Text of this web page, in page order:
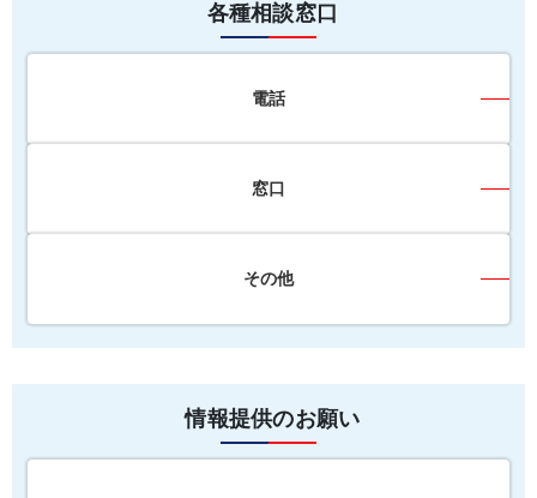
各種相談窓口
電話
窓口
その他
情報提供のお願い